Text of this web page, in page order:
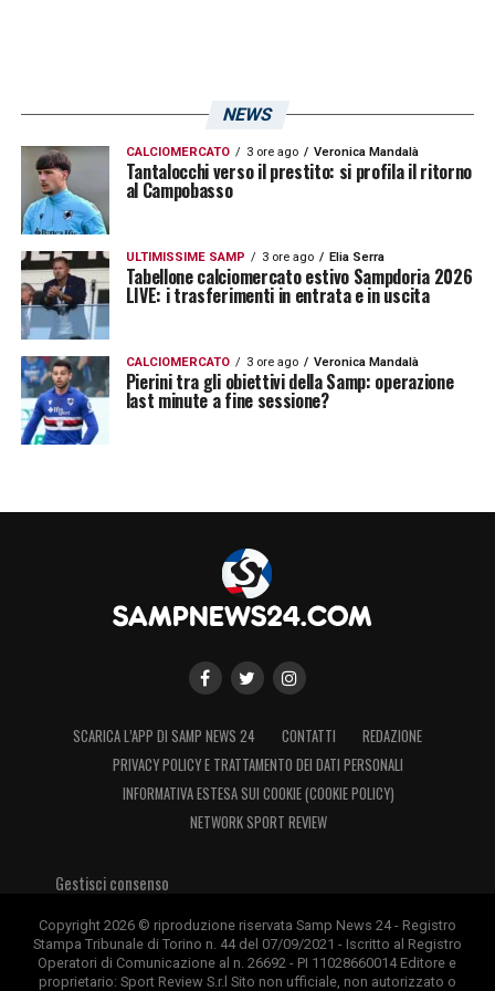
NEWS
CALCIOMERCATO 3 ore ago Veronica Mandalà
Tantalocchi verso il prestito: si profila il ritorno
al Campobasso
ULTIMISSIME SAMP 3 ore ago Elia Serra
Tabellone calciomercato estivo Sampdoria 2026
LIVE: i trasferimenti in entrata e in uscita
CALCIOMERCATO 3 ore ago Veronica Mandalà
Pierini tra gli obiettivi della Samp: operazione
last minute a fine sessione?
SCARICA L’APP DI SAMP NEWS 24 CONTATTI
REDAZIONE
PRIVACY POLICY E TRATTAMENTO DEI DATI PERSONALI
INFORMATIVA ESTESA SUI COOKIE (COOKIE POLICY)
NETWORK SPORT REVIEW
Gestisci consenso
Copyright 2026 © riproduzione riservata Samp News 24 - Registro
Stampa Tribunale di Torino n. 44 del 07/09/2021 - Iscritto al Registro
Operatori di Comunicazione al n. 26692 - PI 11028660014 Editore e
proprietario: Sport Review S.r.l Sito non ufficiale, non autorizzato o